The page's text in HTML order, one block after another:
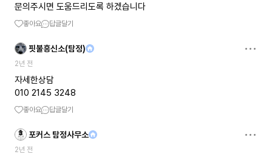
문의주시면 도움드리도록 하겠습니다
좋아요 답글달기
핏불흥신소(탐정)
2년 전
자세한상담
010 2145 3248
좋아요 답글달기
포커스 탐정사무소
2년 전